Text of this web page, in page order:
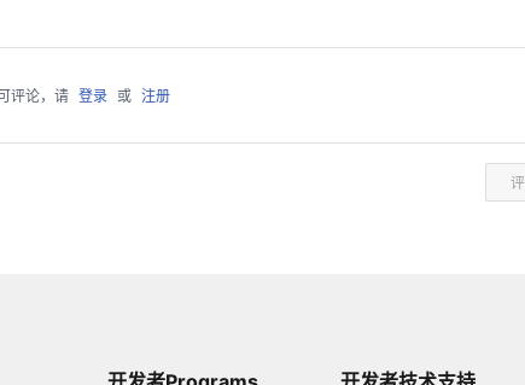
评论，请 登录 或 注册